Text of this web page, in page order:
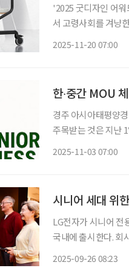
'2025 굿디자인 어
서 고령사회를 겨냥
2025-11-20 07:00
한∙중간 MOU
경주 아시아태평양
주목받는 것은 지난
2025-11-03 07:00
시니어 세대 위
LG전자가 시니어 전
국내에 출시한다. 회
2025-09-26 08:23